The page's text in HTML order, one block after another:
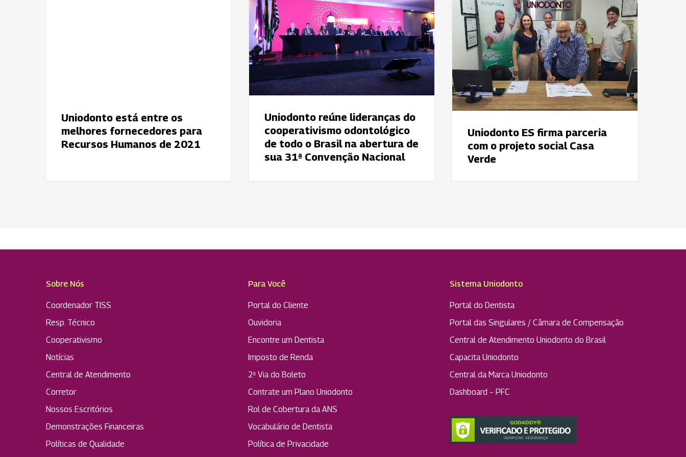
Uniodonto está entre os
melhores fornecedores para
Recursos Humanos de 2021
lideranças
do
cooperativismo
odontológico
de
o
Brasil
abertura
Uniodonto reúne lideranças do
cooperativismo odontológico
de todo o Brasil na abertura de
sua 31ª Convenção Nacional
firma
parceria
com
social
Casa
Verde
Uniodonto ES firma parceria
com o projeto social Casa
Verde
Sobre Nós
Coordenador TISS
Resp. Técnico
Cooperativismo
Notícias
Central de Atendimento
Corretor
Nossos Escritórios
Demonstrações Financeiras
Políticas de Qualidade
Para Você
Portal do Cliente
Ouvidoria
Encontre um Dentista
Imposto de Renda
2ª Via do Boleto
Contrate um Plano Uniodonto
Rol de Cobertura da ANS
Vocabulário de Dentista
Política de Privacidade
Sistema Uniodonto
Portal do Dentista
Portal das Singulares / Câmara de Compensação
Central de Atendimento Uniodonto do Brasil
Capacita Uniodonto
Central da Marca Uniodonto
Dashboard – PFC